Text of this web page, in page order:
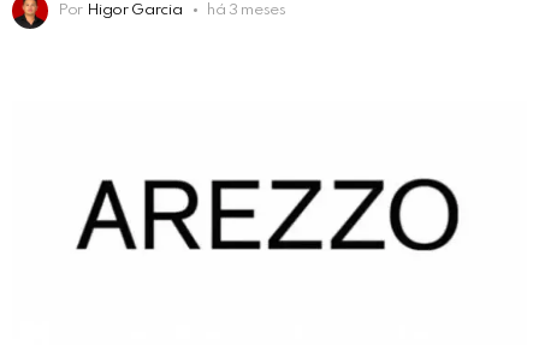
Por Higor Garcia há 3 meses